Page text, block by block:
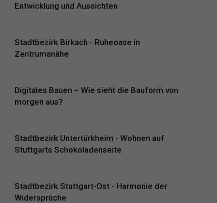
Entwicklung und Aussichten
Stadtbezirk Birkach - Ruheoase in
Zentrumsnähe
Digitales Bauen – Wie sieht die Bauform von
morgen aus?
Stadtbezirk Untertürkheim - Wohnen auf
Stuttgarts Schokoladenseite
Stadtbezirk Stuttgart-Ost - Harmonie der
Widersprüche